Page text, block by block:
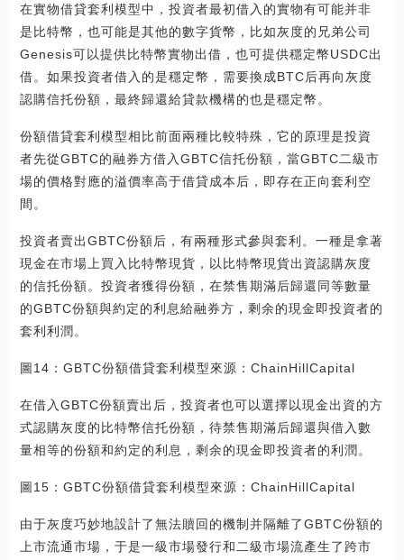
在實物借貸套利模型中，投資者最初借入的實物有可能并非
是比特幣，也可能是其他的數字貨幣，比如灰度的兄弟公司
Genesis可以提供比特幣實物出借，也可提供穩定幣USDC出
借。如果投資者借入的是穩定幣，需要換成BTC后再向灰度
認購信托份額，最終歸還給貸款機構的也是穩定幣。
份額借貸套利模型相比前面兩種比較特殊，它的原理是投資
者先從GBTC的融券方借入GBTC信托份額，當GBTC二級市
場的價格對應的溢價率高于借貸成本后，即存在正向套利空
間。
投資者賣出GBTC份額后，有兩種形式參與套利。一種是拿著
現金在市場上買入比特幣現貨，以比特幣現貨出資認購灰度
的信托份額。投資者獲得份額，在禁售期滿后歸還同等數量
的GBTC份額與約定的利息給融券方，剩余的現金即投資者的
套利利潤。
圖14：GBTC份額借貸套利模型來源：ChainHillCapital
在借入GBTC份額賣出后，投資者也可以選擇以現金出資的方
式認購灰度的比特幣信托份額，待禁售期滿后歸還與借入數
量相等的份額和約定的利息，剩余的現金即投資者的利潤。
圖15：GBTC份額借貸套利模型來源：ChainHillCapital
由于灰度巧妙地設計了無法贖回的機制并隔離了GBTC份額的
上市流通市場，于是一級市場發行和二級市場流產生了跨市